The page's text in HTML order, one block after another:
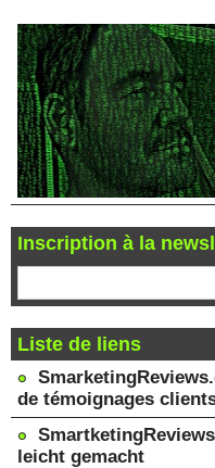
Inscription à la
Liste de liens
de témoignages
leicht gemacht